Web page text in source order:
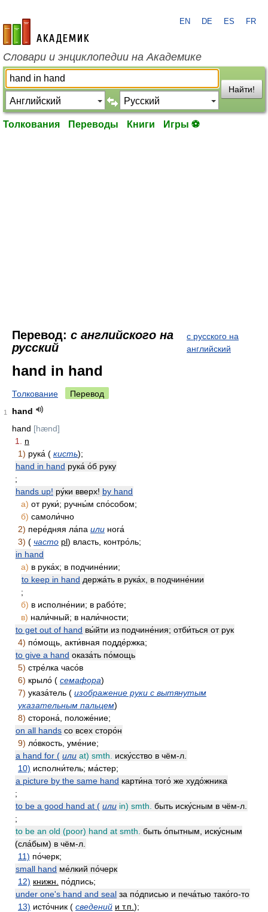
academic.ru
EN DE ES FR
Словари и энциклопедии на Академике
Найти!
Толкования Переводы Книги Игры ⚽
Перевод: с английского на
русский
с русского на
английский
hand in hand
Толкование Перевод
1
hand
hand [hænd]
1.
n
1) рука́ ( кисть);
hand in hand рука́ о́б руку
;
hands up! ру́ки вверх! by hand
а) от руки́; ручны́м спо́собом;
б) самоли́чно
2) пере́дняя ла́па или нога́
3) ( часто pl) власть, контро́ль;
in hand
а) в рука́х; в подчине́нии;
to keep in hand держа́ть в рука́х, в подчине́нии
;
б) в исполне́нии; в рабо́те;
в) нали́чный; в нали́чности;
to get out of hand вы́йти из подчине́ния; отби́ться от рук
4) по́мощь, акти́вная подде́ржка;
to give a hand оказа́ть по́мощь
5) стре́лка часо́в
6) крыло́ ( семафора)
7) указа́тель ( изображение руки с вытянутым
указательным пальцем)
8) сторона́, положе́ние;
on all hands со всех сторо́н
9) ло́вкость, уме́ние;
a hand for ( или at) smth.
иску́сство в чём-л.
10) исполни́тель; ма́стер;
a picture by the same hand карти́на того́ же худо́жника
;
to be a good hand at ( или in) smth. быть иску́сным в чём-л.
;
to be an old (poor) hand at smth. быть о́пытным, иску́сным
(сла́бым) в чём-л.
11) по́черк;
small hand ме́лкий по́черк
12) книжн.
по́дпись;
under one's hand and seal за по́дписью и печа́тью тако́го-то
13) исто́чник ( сведений и т.п. );